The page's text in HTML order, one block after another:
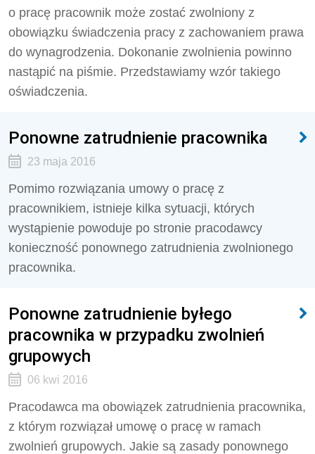
o pracę pracownik może zostać zwolniony z
obowiązku świadczenia pracy z zachowaniem prawa
do wynagrodzenia. Dokonanie zwolnienia powinno
nastąpić na piśmie. Przedstawiamy wzór takiego
oświadczenia.
Ponowne zatrudnienie pracownika
23 maja 2016
Pomimo rozwiązania umowy o pracę z
pracownikiem, istnieje kilka sytuacji, których
wystąpienie powoduje po stronie pracodawcy
konieczność ponownego zatrudnienia zwolnionego
pracownika.
Ponowne zatrudnienie byłego
pracownika w przypadku zwolnień
grupowych
06 kwi 2016
Pracodawca ma obowiązek zatrudnienia pracownika,
z którym rozwiązał umowę o pracę w ramach
zwolnień grupowych. Jakie są zasady ponownego